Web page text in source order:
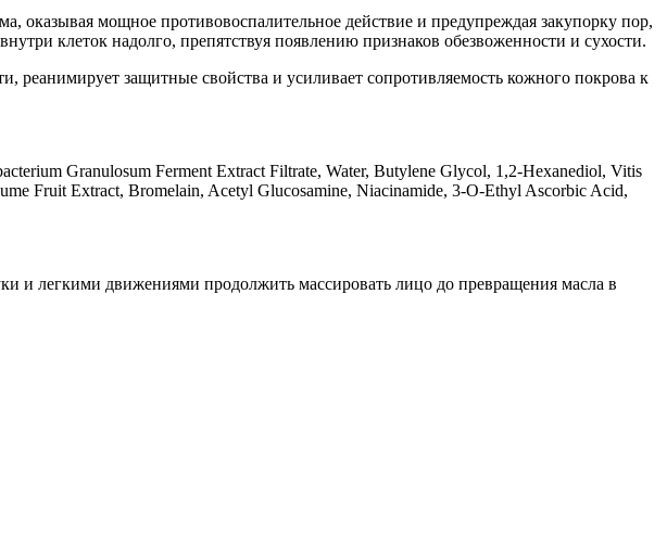
оказывая мощное противовоспалительное действие и предупреждая закупорку пор,
клеток надолго, препятствуя появлению признаков обезвоженности и сухости.
реанимирует защитные свойства и усиливает сопротивляемость кожного покрова к
Granulosum Ferment Extract Filtrate, Water, Butylene Glycol, 1,2-Hexanediol, Vitis
Fruit Extract, Bromelain, Acetyl Glucosamine, Niacinamide, 3-O-Ethyl Ascorbic Acid,
и легкими движениями продолжить массировать лицо до превращения масла в